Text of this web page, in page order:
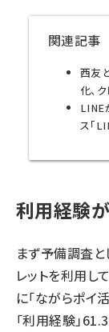
関連記事
西友
化、
LINE
ス「
利用経験
まず予備調査と
レットを利用し
に「ながらポイ
「利用経験」